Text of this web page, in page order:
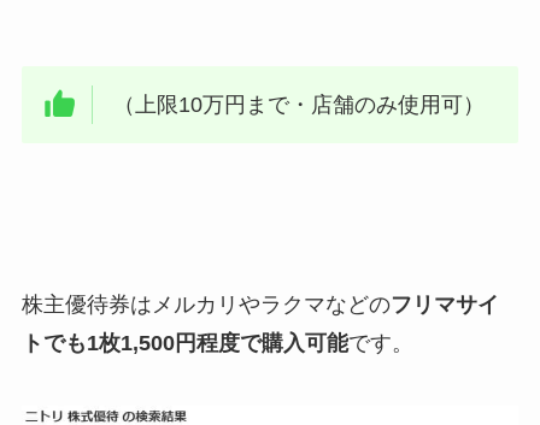
（上限10万円まで・店舗のみ使用可）
株主優待券はメルカリやラクマなどのフリマサイ
トでも1枚1,500円程度で購入可能です。